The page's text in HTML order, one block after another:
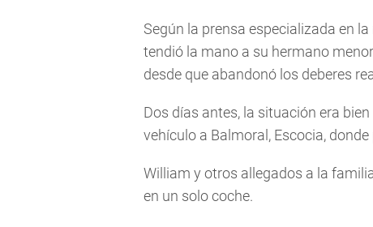
Según la prensa especializada en
tendió la mano a su hermano
desde que abandonó los deberes
Dos días antes, la situación era
vehículo a Balmoral, Escocia,
William y otros allegados a la
en un solo coche.